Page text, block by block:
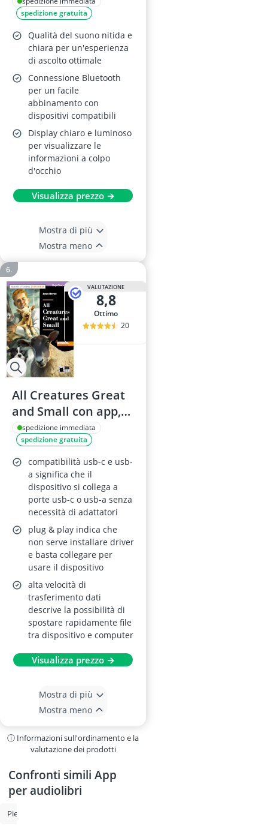
spedizione gratuita
Qualità del suono nitida e
chiara per un'esperienza
di ascolto ottimale
Connessione Bluetooth
per un facile
abbinamento con
dispositivi compatibili
Display chiaro e luminoso
per visualizzare le
informazioni a colpo
d'occhio
Visualizza prezzo →
Mostra di più
Mostra meno
VALUTAZIONE
8,8
Ottimo
20
All Creatures Great
and Small con app,
eBook e audio online
spedizione immediata
spedizione gratuita
compatibilità usb-c e usb-
a significa che il
dispositivo si collega a
porte usb-c o usb-a senza
necessità di adattatori
plug & play indica che
non serve installare driver
e basta collegare per
usare il dispositivo
alta velocità di
trasferimento dati
descrive la possibilità di
spostare rapidamente file
tra dispositivo e computer
Visualizza prezzo →
Mostra di più
Mostra meno
ⓘ Informazioni sull'ordinamento e la
valutazione dei prodotti
Confronti simili App
per audiolibri
Pieghe